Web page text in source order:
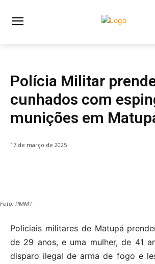
Polícia Militar
cunhados com
munições em
17 de março de 2025
Foto: PMMT
Policiais militares de Matupá
de 29 anos, e uma mulher, de 41
disparo ilegal de arma de fogo e